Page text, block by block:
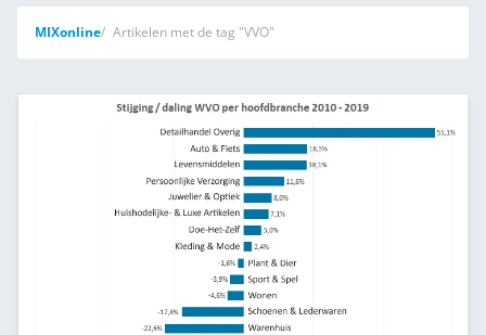
Marktcijfers
MIXonline Artikelen met de tag "VVO"